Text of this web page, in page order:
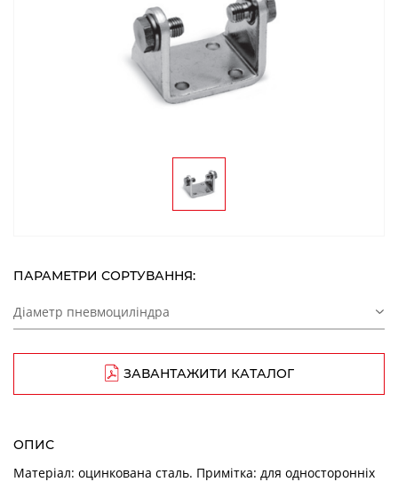
ПАРАМЕТРИ СОРТУВАННЯ:
Діаметр пневмоциліндра
ЗАВАНТАЖИТИ КАТАЛОГ
ОПИС
Матеріал: оцинкована сталь. Примітка: для односторонніх